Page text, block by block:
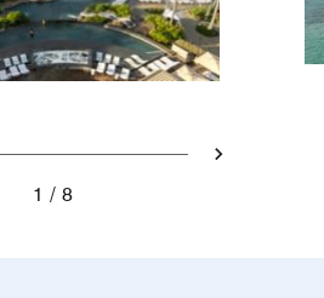
ド 1 - Main pool at
イド 2 - Kuilima
スライド 3 - Horseback
スライド 4 - Bicycle
スライド 5 - Fruit
スライド 6 -
スライド 7 -
スライド 8
次へ
1
8